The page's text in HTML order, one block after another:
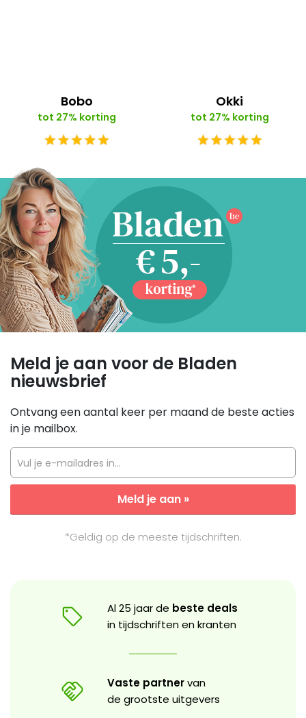
Bobo
tot 27% korting
Okki
tot 27% korting
Meld je aan voor de Bladen
nieuwsbrief
Ontvang een aantal keer per maand de beste acties
in je mailbox.
Vul je e-mailadres in...
Meld je aan »
*Geldig op de meeste tijdschriften.
Al 25 jaar de beste deals
in tijdschriften en kranten
Vaste partnervan
de grootste uitgevers